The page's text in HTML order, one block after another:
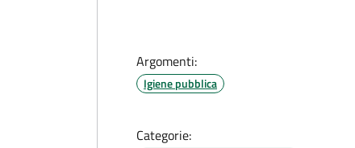
Argomenti:
Igiene pubblica
Categorie: